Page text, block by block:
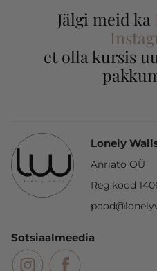
Jälgi meid ka
et olla kursis
Lonely
Anriato OÜ
Reg.kood
Sotsiaalmeedia